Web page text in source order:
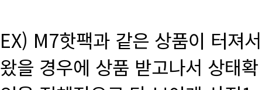
EX) M7핫팩과 같은 상품이 터져서
왔을 경우에 상품 받고나서 상태확